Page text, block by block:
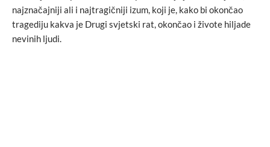
najznačajniji ali i najtragičniji izum, koji je, kako bi okončao
tragediju kakva je Drugi svjetski rat, okončao i živote hiljade
nevinih ljudi.